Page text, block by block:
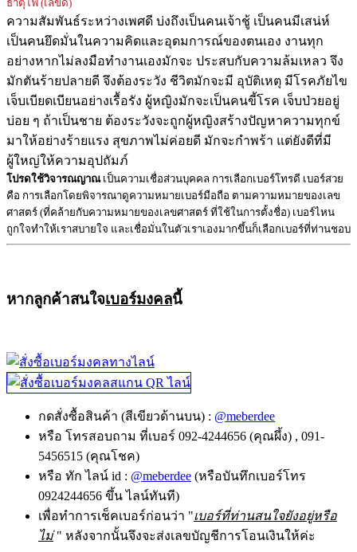
ธาตุไฟ (เลขดี)
ความสัมพันธ์ระหว่างเพศดี บ่งถึงเป็นคนเจ้าชู้ เป็นคนมีเสน่ห์
เป็นคนยึดมั่นในความคิดและอุดมการณ์ของตนเอง งานทุก
อย่างหากไม่ลงมือทำงานเองมักจะ ประสบกับความล้มเหลว จึง
มักตันร้ายปลายดี จึงต้องระวัง ชีวิตมักจะมี อุบัติเหตุ มีโรคภัยไข
เจ็บเบียดเบียนอย่างเรื้อรัง ผู้หญิงมักจะเป็นคนขี้โรค เจ็บป่วยอยู่
บ่อย ๆ ถ้าเป็นชาย ต้องระวังจะถูกผู้หญิงสร้างปัญหาความทุกข์
มาให้อย่างร้ายแรง สุขภาพไม่ค่อยดี มักจะกำพร้า แต่ยังดีที่มี
ผู้ใหญ่ให้ความอุปถัมภ์
โปรดใช้วิจารณญาณเป็นความเชื่อส่วนบุคคล การเลือกเบอร์โทรดี เบอร์สวย
คือ การเลือกโดยพิจารณาดูความหมายเบอร์มือถือ ตามความหมายของเลข
ศาสตร์ (ที่คล้ายกับความหมายของเลขศาสตร์ ที่ใช้ในการตั้งชื่อ) เบอร์ไหน
ถูกใจทำให้เราสบายใจ และเชื่อมั่นในตัวเราเองมากขึ้นก็เลือกเบอร์ที่ท่านชอบ
หากลูกค้าสนใจเบอร์มงคลนี้
กดสั่งซื้อสินค้า (สีเขียวด้านบน) : @meberdee
หรือ โทรสอบถาม ที่เบอร์ 092-4244656 (คุณผึ้ง) , 091-
5456515 (คุณโชค)
หรือ ทัก ไลน์ id : @meberdee (หรือบันทึกเบอร์โทร
0924244656 ขึ้น ไลน์ทันที)
เพื่อทำการเช็คเบอร์ก่อนว่า "เบอร์ที่ท่านสนใจยังอยู่หรือ
ไม่" หลังจากนั้นจึงจะส่งเลขบัญชีการโอนเงินให้ค่ะ